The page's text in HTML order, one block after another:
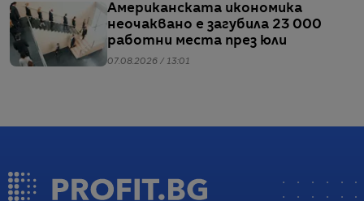
Американската икономика
неочаквано е загубила 23 000
работни места през юли
07.08.2026 / 13:01